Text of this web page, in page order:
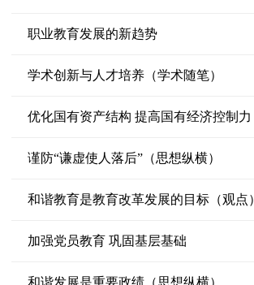
职业教育发展的新趋势
学术创新与人才培养（学术随笔）
优化国有资产结构 提高国有经济控制力
谨防“谦虚使人落后”（思想纵横）
和谐教育是教育改革发展的目标（观点）
加强党员教育 巩固基层基础
和谐发展是重要政绩（思想纵横）